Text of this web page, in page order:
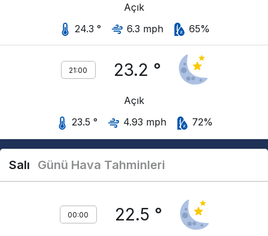
Açık
24.3 °
6.3 mph 65%
21:00 23.2 °
Açık
23.5 °
4.93 mph 72%
Salı Günü Hava Tahminleri
00:00 22.5 °